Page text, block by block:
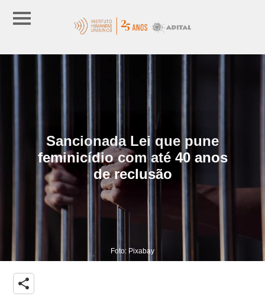
Sancionada Lei que pune
feminicídio com até 40 anos
de reclusão
Foto: Pixabay
share